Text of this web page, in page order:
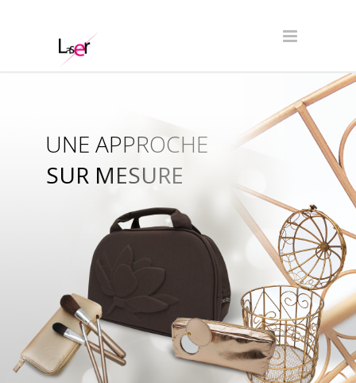
SUR MESURE
UNE APPROCHE